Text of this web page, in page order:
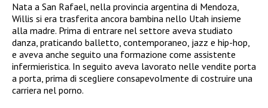
Nata a San Rafael, nella provincia argentina di Mendoza,
Willis si era trasferita ancora bambina nello Utah insieme
alla madre. Prima di entrare nel settore aveva studiato
danza, praticando balletto, contemporaneo, jazz e hip-hop,
e aveva anche seguito una formazione come assistente
infermieristica. In seguito aveva lavorato nelle vendite porta
a porta, prima di scegliere consapevolmente di costruire una
carriera nel porno.